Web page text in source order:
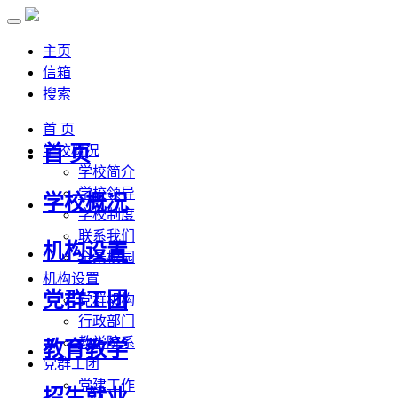
主页
信箱
搜索
首 页
学校概况
学校简介
学校领导
学校制度
联系我们
全景校园
机构设置
党群机构
行政部门
教学院系
党群工团
党建工作
首 页
学校概况
机构设置
党群工团
教育教学